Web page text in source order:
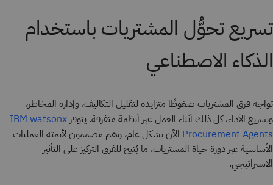
تسريع تحوُّل المشتريات باستخدام
الذكاء الاصطناعي
تواجه فرق المشتريات ضغوطًا متزايدة لتقليل التكاليف، وإدارة المخاطر،
وتسريع الأداء، كل ذلك أثناء العمل عبر أنظمة متفرقة. يتوفر IBM watsonx
Procurement Agents الآن بشكل عام، وهم مصممون لأتمتة العمليات
الأساسية عبر دورة حياة المشتريات، ما يُتيح للفرق التركيز على التأثير
الاستراتيجي.